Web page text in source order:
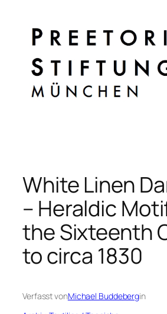
springen
White Linen
– Heraldic
the Sixteenth
to circa 1830
Verfasst vonMichael Buddebergin